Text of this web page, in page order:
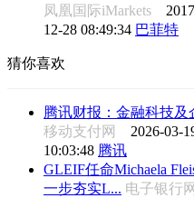
凤凰国际iMarkets
12-28 08:49:34 巴菲特
猜你喜欢
腾讯财报：金融科技及
移动支付网 2026-03-
10:03:48 腾讯
GLEIF任命Michaela
一步夯实L... 电子银行